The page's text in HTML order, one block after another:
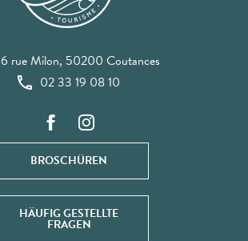
6 rue Milon, 50200 Coutances
02 33 19 08 10
BROSCHÜREN
HÄUFIG GESTELLTE
FRAGEN